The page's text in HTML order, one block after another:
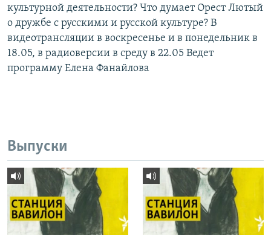
культурной деятельности? Что думает Орест Лютый
о дружбе с русскими и русской культуре? В
видеотрансляции в воскресенье и в понедельник в
18.05, в радиоверсии в среду в 22.05 Ведет
программу Елена Фанайлова
Выпуски